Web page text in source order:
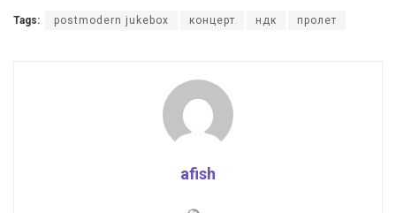
Tags: postmodern jukebox концерт ндк пролет
afish